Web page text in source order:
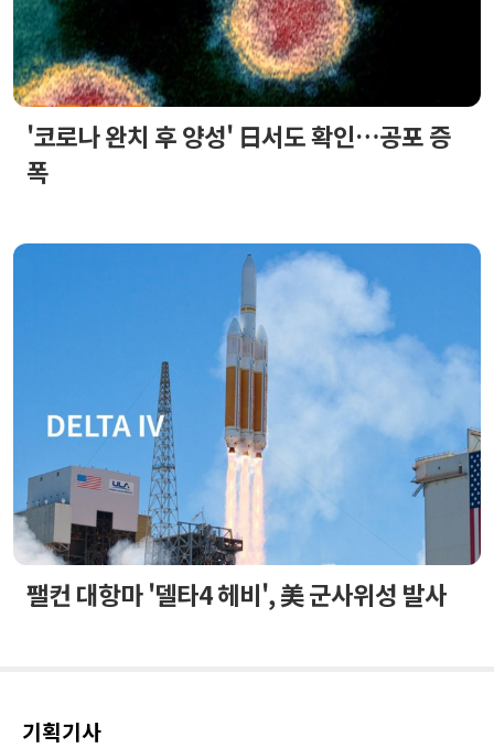
'코로나 완치 후 양성' 日서도 확인…공포 증
폭
팰컨 대항마 '델타4 헤비', 美 군사위성 발사
기획기사